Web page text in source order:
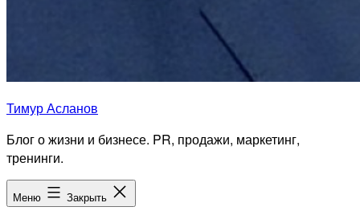
Тимур Асланов
Блог о жизни и бизнесе. PR, продажи, маркетинг,
тренинги.
Меню Закрыть